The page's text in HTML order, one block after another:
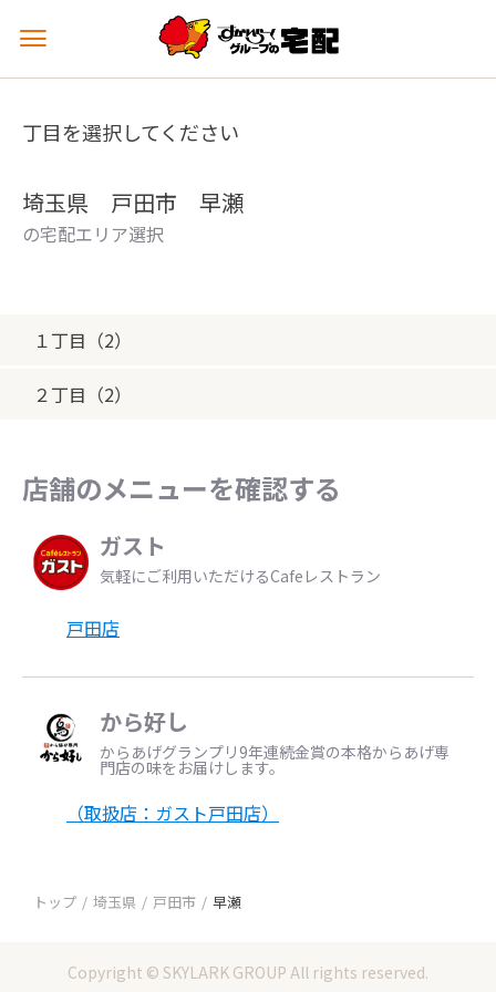
メ
ュ
を
丁目を選択してください
埼玉県 戸田市 早瀬
の宅配エリア選択
１丁目（2）
２丁目（2）
店舗のメニューを確認する
ガスト
気軽にご利用いただけるCafeレストラン
戸田店
から好し
からあげグランプリ9年連続金賞の本格からあげ専
門店の味をお届けします。
（取扱店：ガスト戸田店）
トップ 埼玉県 戸田市 早瀬
Copyright © SKYLARK GROUP All rights reserved.